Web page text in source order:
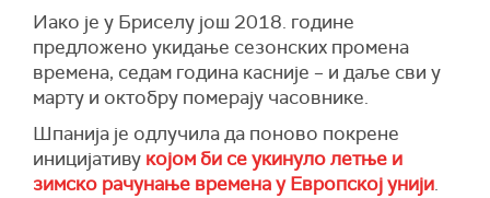
Иако је у Бриселу још 2018. године
предложено укидање сезонских промена
времена, седам година касније – и даље сви у
марту и октобру померају часовнике.
Шпанија је одлучила да поново покрене
иницијативу којом би се укинуло летње и
зимско рачунање времена у Европској унији.